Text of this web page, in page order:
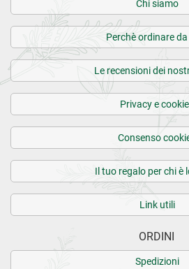
Chi siamo
Perchè ordinare da
Le recensioni dei
Privacy e
Consenso
Il tuo regalo per chi è
Link utili
ORDINI
Spedizioni